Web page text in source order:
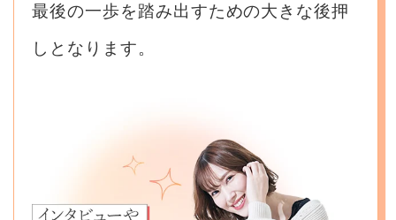
最後の一歩を踏み出すための大きな後押
しとなります。